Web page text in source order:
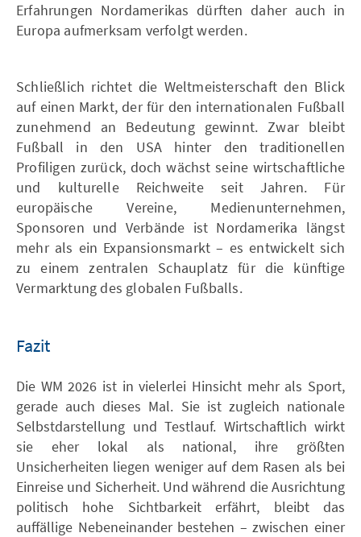
Erfahrungen Nordamerikas dürften daher auch in
Europa aufmerksam verfolgt werden.
Schließlich richtet die Weltmeisterschaft den Blick
auf einen Markt, der für den internationalen Fußball
zunehmend an Bedeutung gewinnt. Zwar bleibt
Fußball in den USA hinter den traditionellen
Profiligen zurück, doch wächst seine wirtschaftliche
und kulturelle Reichweite seit Jahren. Für
europäische Vereine, Medienunternehmen,
Sponsoren und Verbände ist Nordamerika längst
mehr als ein Expansionsmarkt – es entwickelt sich
zu einem zentralen Schauplatz für die künftige
Vermarktung des globalen Fußballs.
Fazit
Die WM 2026 ist in vielerlei Hinsicht mehr als Sport,
gerade auch dieses Mal. Sie ist zugleich nationale
Selbstdarstellung und Testlauf. Wirtschaftlich wirkt
sie eher lokal als national, ihre größten
Unsicherheiten liegen weniger auf dem Rasen als bei
Einreise und Sicherheit. Und während die Ausrichtung
politisch hohe Sichtbarkeit erfährt, bleibt das
auffällige Nebeneinander bestehen – zwischen einer